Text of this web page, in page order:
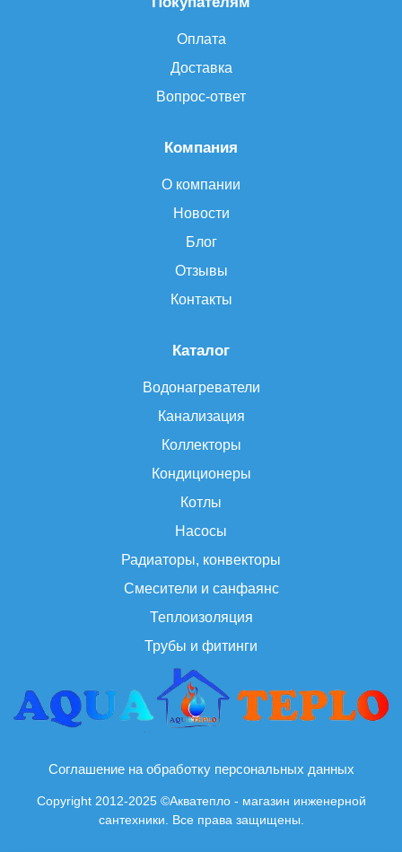
Каталог
Водонагреватели
Канализация
Коллекторы
Кондиционеры
Котлы
Насосы
Радиаторы, конвекторы
Смесители и санфаянс
Теплоизоляция
Трубы и фитинги
Компания
О компании
Новости
Блог
Отзывы
Контакты
Оплата
Доставка
Вопрос-ответ
Соглашение на обработку персональных данных
Copyright 2012-2025 ©Акватепло - магазин инженерной
сантехники. Все права защищены.